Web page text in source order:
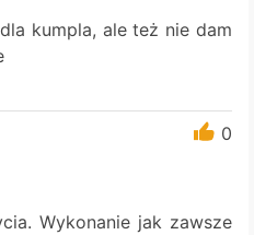
kumpla, ale też nie dam
0
Wykonanie jak zawsze